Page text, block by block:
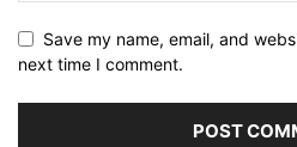
Save my name, email, and
next time I comment.